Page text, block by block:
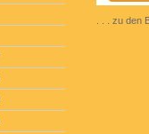
. . . zu den